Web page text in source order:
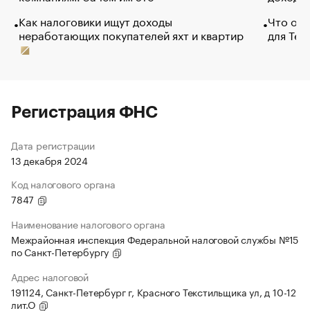
Как налоговики ищут доходы
неработающих покупателей яхт и квартир
Что
для
Регистрация ФНС
Дата регистрации
13 декабря 2024
Код налогового органа
7847
Наименование налогового органа
Межрайонная инспекция Федеральной налоговой службы №15
по Санкт-Петербургу
Адрес налоговой
191124, Санкт-Петербург г, Красного Текстильщика ул, д 10-12
лит.О